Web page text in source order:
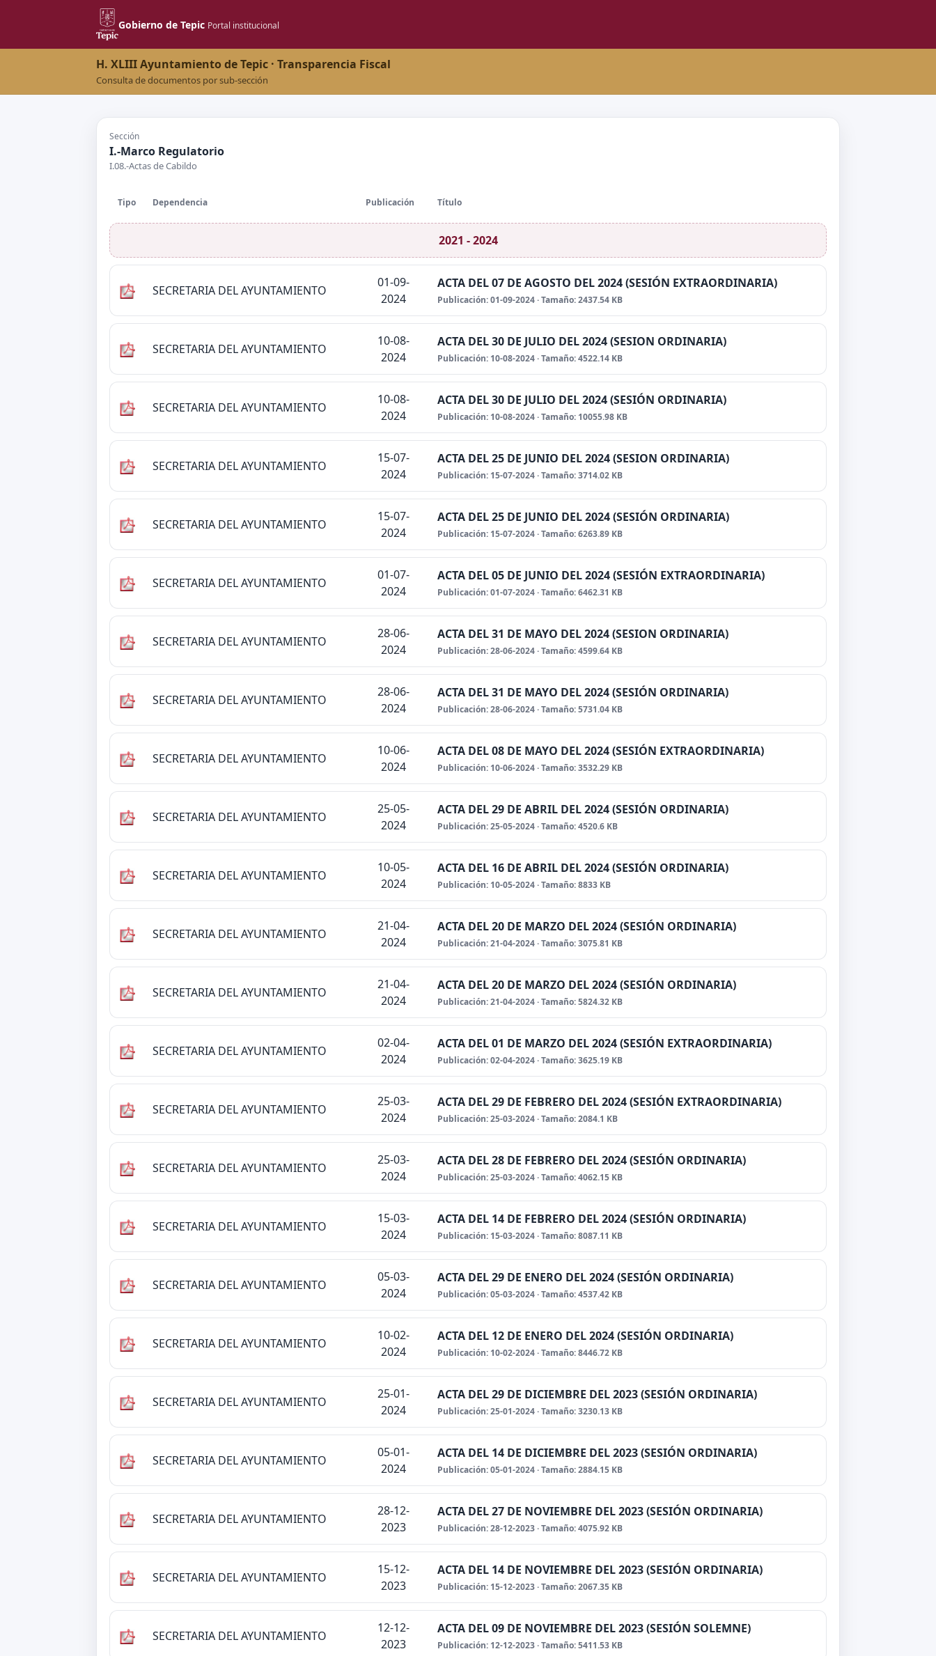
Gobierno de Tepic Portal institucional
H. XLIII Ayuntamiento de Tepic · Transparencia Fiscal
Consulta de documentos por sub-sección
Sección
I.-Marco Regulatorio
I.08.-Actas de Cabildo
Tipo Dependencia Publicación Título
2021 - 2024
SECRETARIA DEL AYUNTAMIENTO
01-09-
2024
ACTA DEL 07 DE AGOSTO DEL 2024 (SESIÓN EXTRAORDINARIA)
Publicación: 01-09-2024 · Tamaño: 2437.54 KB
SECRETARIA DEL AYUNTAMIENTO
10-08-
2024
ACTA DEL 30 DE JULIO DEL 2024 (SESION ORDINARIA)
Publicación: 10-08-2024 · Tamaño: 4522.14 KB
SECRETARIA DEL AYUNTAMIENTO
10-08-
2024
ACTA DEL 30 DE JULIO DEL 2024 (SESIÓN ORDINARIA)
Publicación: 10-08-2024 · Tamaño: 10055.98 KB
SECRETARIA DEL AYUNTAMIENTO
15-07-
2024
ACTA DEL 25 DE JUNIO DEL 2024 (SESION ORDINARIA)
Publicación: 15-07-2024 · Tamaño: 3714.02 KB
SECRETARIA DEL AYUNTAMIENTO
15-07-
2024
ACTA DEL 25 DE JUNIO DEL 2024 (SESIÓN ORDINARIA)
Publicación: 15-07-2024 · Tamaño: 6263.89 KB
SECRETARIA DEL AYUNTAMIENTO
01-07-
2024
ACTA DEL 05 DE JUNIO DEL 2024 (SESIÓN EXTRAORDINARIA)
Publicación: 01-07-2024 · Tamaño: 6462.31 KB
SECRETARIA DEL AYUNTAMIENTO
28-06-
2024
ACTA DEL 31 DE MAYO DEL 2024 (SESION ORDINARIA)
Publicación: 28-06-2024 · Tamaño: 4599.64 KB
SECRETARIA DEL AYUNTAMIENTO
28-06-
2024
ACTA DEL 31 DE MAYO DEL 2024 (SESIÓN ORDINARIA)
Publicación: 28-06-2024 · Tamaño: 5731.04 KB
SECRETARIA DEL AYUNTAMIENTO
10-06-
2024
ACTA DEL 08 DE MAYO DEL 2024 (SESIÓN EXTRAORDINARIA)
Publicación: 10-06-2024 · Tamaño: 3532.29 KB
SECRETARIA DEL AYUNTAMIENTO
25-05-
2024
ACTA DEL 29 DE ABRIL DEL 2024 (SESIÓN ORDINARIA)
Publicación: 25-05-2024 · Tamaño: 4520.6 KB
SECRETARIA DEL AYUNTAMIENTO
10-05-
2024
ACTA DEL 16 DE ABRIL DEL 2024 (SESIÓN ORDINARIA)
Publicación: 10-05-2024 · Tamaño: 8833 KB
SECRETARIA DEL AYUNTAMIENTO
21-04-
2024
ACTA DEL 20 DE MARZO DEL 2024 (SESIÓN ORDINARIA)
Publicación: 21-04-2024 · Tamaño: 3075.81 KB
SECRETARIA DEL AYUNTAMIENTO
21-04-
2024
ACTA DEL 20 DE MARZO DEL 2024 (SESIÓN ORDINARIA)
Publicación: 21-04-2024 · Tamaño: 5824.32 KB
SECRETARIA DEL AYUNTAMIENTO
02-04-
2024
ACTA DEL 01 DE MARZO DEL 2024 (SESIÓN EXTRAORDINARIA)
Publicación: 02-04-2024 · Tamaño: 3625.19 KB
SECRETARIA DEL AYUNTAMIENTO
25-03-
2024
ACTA DEL 29 DE FEBRERO DEL 2024 (SESIÓN EXTRAORDINARIA)
Publicación: 25-03-2024 · Tamaño: 2084.1 KB
SECRETARIA DEL AYUNTAMIENTO
25-03-
2024
ACTA DEL 28 DE FEBRERO DEL 2024 (SESIÓN ORDINARIA)
Publicación: 25-03-2024 · Tamaño: 4062.15 KB
SECRETARIA DEL AYUNTAMIENTO
15-03-
2024
ACTA DEL 14 DE FEBRERO DEL 2024 (SESIÓN ORDINARIA)
Publicación: 15-03-2024 · Tamaño: 8087.11 KB
SECRETARIA DEL AYUNTAMIENTO
05-03-
2024
ACTA DEL 29 DE ENERO DEL 2024 (SESIÓN ORDINARIA)
Publicación: 05-03-2024 · Tamaño: 4537.42 KB
SECRETARIA DEL AYUNTAMIENTO
10-02-
2024
ACTA DEL 12 DE ENERO DEL 2024 (SESIÓN ORDINARIA)
Publicación: 10-02-2024 · Tamaño: 8446.72 KB
SECRETARIA DEL AYUNTAMIENTO
25-01-
2024
ACTA DEL 29 DE DICIEMBRE DEL 2023 (SESIÓN ORDINARIA)
Publicación: 25-01-2024 · Tamaño: 3230.13 KB
SECRETARIA DEL AYUNTAMIENTO
05-01-
2024
ACTA DEL 14 DE DICIEMBRE DEL 2023 (SESIÓN ORDINARIA)
Publicación: 05-01-2024 · Tamaño: 2884.15 KB
SECRETARIA DEL AYUNTAMIENTO
28-12-
2023
ACTA DEL 27 DE NOVIEMBRE DEL 2023 (SESIÓN ORDINARIA)
Publicación: 28-12-2023 · Tamaño: 4075.92 KB
SECRETARIA DEL AYUNTAMIENTO
15-12-
2023
ACTA DEL 14 DE NOVIEMBRE DEL 2023 (SESIÓN ORDINARIA)
Publicación: 15-12-2023 · Tamaño: 2067.35 KB
SECRETARIA DEL AYUNTAMIENTO
12-12-
2023
ACTA DEL 09 DE NOVIEMBRE DEL 2023 (SESIÓN SOLEMNE)
Publicación: 12-12-2023 · Tamaño: 5411.53 KB